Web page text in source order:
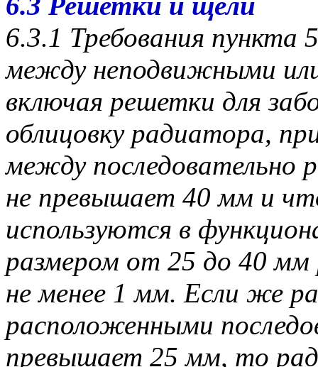
6.3.1 Требования пункта
между неподвижными
включая решетки для
облицовку радиатора,
между последовательно
не превышает 40 мм и
используются в
размером от 25 до 40 мм
не менее 1 мм. Если же
расположенными
превышает 25 мм, то